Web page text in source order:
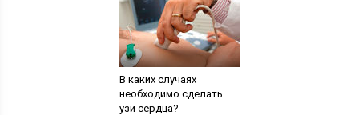
В каких случаях
необходимо сделать
узи сердца?